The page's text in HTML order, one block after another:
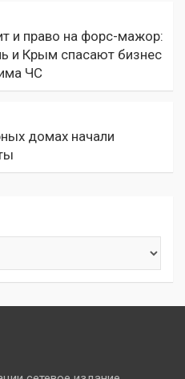
и право на форс-мажор:
и Крым спасают бизнес
ЧС
домах начали